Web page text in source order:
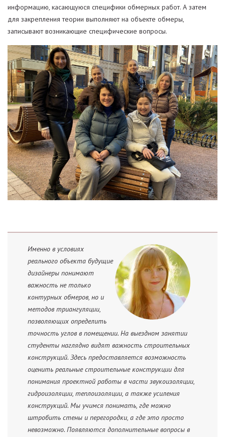
информацию, касающуюся специфики обмерных работ. А затем
для закрепления теории выполняют на объекте обмеры,
записывают возникающие специфические вопросы.
Именно в условиях
реального объекта будущие
дизайнеры понимают
важность не только
контурных обмеров, но и
методов триангуляции,
позволяющих определить
точность углов в помещении. На выездном занятии
студенты наглядно видят важность строительных
конструкций. Здесь предоставляется возможность
оценить реальные строительные конструкции для
понимания проектной работы в части звукоизоляции,
гидроизоляции, теплоизоляции, а также усиления
конструкций. Мы учимся понимать, где можно
штробить стены и перегородки, а где это просто
невозможно. Появляются дополнительные вопросы в